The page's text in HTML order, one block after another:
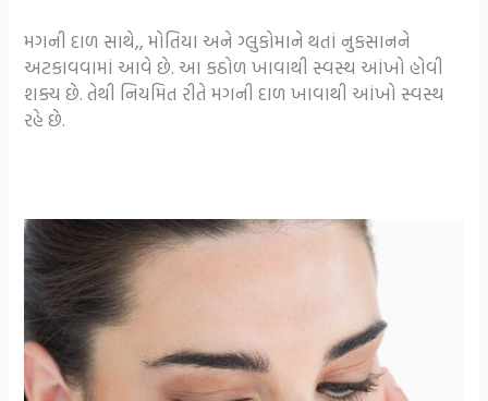
મગની દાળ સાથે,, મોતિયા અને ગ્લુકોમાને થતાં નુકસાનને
અટકાવવામાં આવે છે. આ કઠોળ ખાવાથી સ્વસ્થ આંખો હોવી
શક્ય છે. તેથી નિયમિત રીતે મગની દાળ ખાવાથી આંખો સ્વસ્થ
રહે છે.